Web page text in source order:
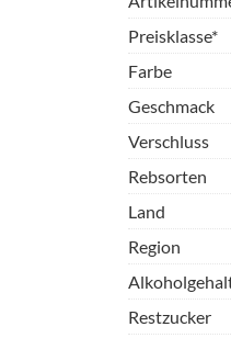
Preisklasse*
Farbe
Geschmack
Verschluss
Rebsorten
Land
Region
Restzucker